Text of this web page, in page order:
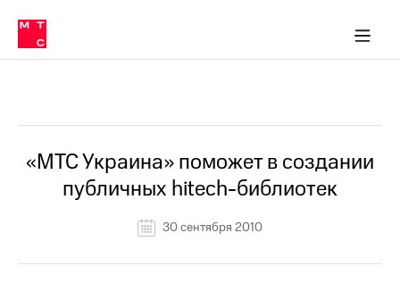
Медиа-центр
и акционерам
Устойчивое развитие
Комплаенс и деловая этика
компании
Карьера
История
компании
Руководство
в МТС
Пресс-
релизы
о технологиях
«МТС Украина» поможет в создании
публичных hitech-библиотек
30 сентября 2010